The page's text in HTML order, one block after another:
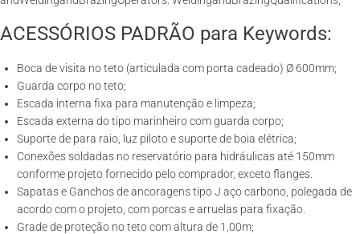
ACESSÓRIOS PADRÃO para Keywords:
Boca de visita no teto (articulada com porta cadeado) Ø 600mm;
Guarda corpo no teto;
Escada interna fixa para manutenção e limpeza;
Escada externa do tipo marinheiro com guarda corpo;
Suporte de para raio, luz piloto e suporte de boia elétrica;
Conexões soldadas no reservatório para hidráulicas até 150mm
conforme projeto fornecido pelo comprador, exceto flanges.
Sapatas e Ganchos de ancoragens tipo J aço carbono, polegada de
acordo com o projeto, com porcas e arruelas para fixação.
Grade de proteção no teto com altura de 1,00m;